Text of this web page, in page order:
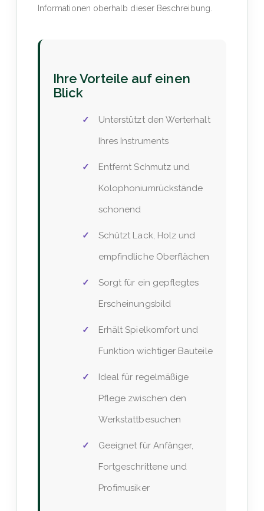
Informationen oberhalb dieser Beschreibung.
Ihre Vorteile auf einen
Blick
Unterstützt den Werterhalt
Ihres Instruments
Entfernt Schmutz und
Kolophoniumrückstände
schonend
Schützt Lack, Holz und
empfindliche Oberflächen
Sorgt für ein gepflegtes
Erscheinungsbild
Erhält Spielkomfort und
Funktion wichtiger Bauteile
Ideal für regelmäßige
Pflege zwischen den
Werkstattbesuchen
Geeignet für Anfänger,
Fortgeschrittene und
Profimusiker